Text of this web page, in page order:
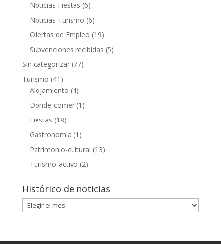
Noticias Fiestas (6)
Noticias Turismo (6)
Ofertas de Empleo (19)
Subvenciones recibidas (5)
Sin categorizar(77)
Turismo (41)
Alojamiento (4)
Donde-comer(1)
Fiestas (18)
Gastronomía (1)
Patrimonio-cultural (13)
Turismo-activo (2)
Histórico de noticias
Histórico
de